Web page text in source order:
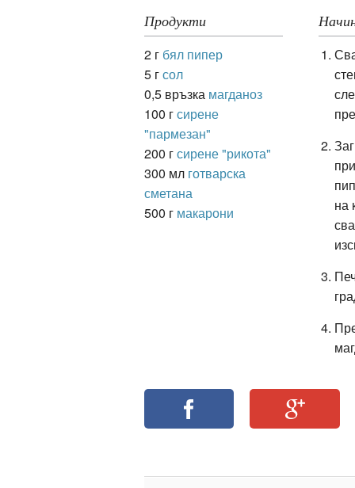
Продукти
2 г бял пипер
5 гсол
0,5 връзка магданоз
100 гсирене
"пармезан"
200 гсирене "рикота"
300 мл готварска
сметана
500 г макарони
на